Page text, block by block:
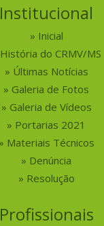
Institucional
Inicial
História do CRMV/MS
Últimas Notícias
Galeria de Fotos
Galeria de Vídeos
Portarias 2021
Materiais Técnicos
Denúncia
Resolução
Profissionais